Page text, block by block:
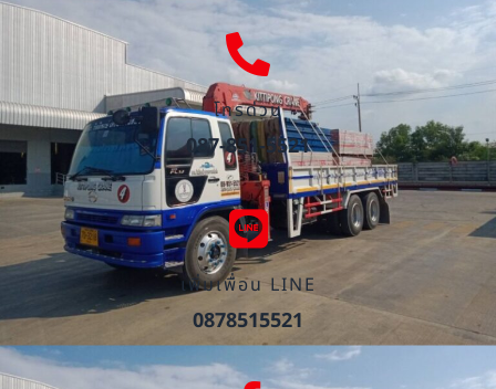
โทรด่วน
087-851-5521
เพิ่มเพื่อน LINE
0878515521